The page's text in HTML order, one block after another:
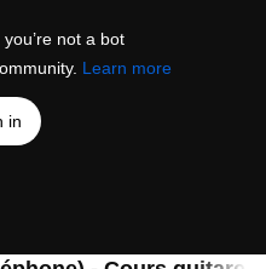
not a bot
Learn more
in